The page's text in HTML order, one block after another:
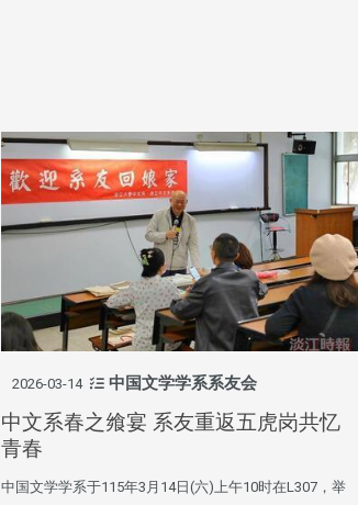
2026-03-14 中国文学学系系友会
中文系春之飨宴 系友重返五虎岗共忆
青春
中国文学学系于115年3月14日(六)上午10时在L307，举